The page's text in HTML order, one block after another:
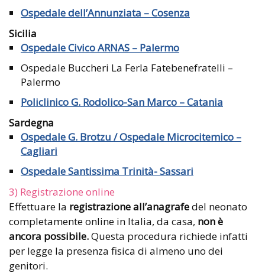
Ospedale dell’Annunziata – Cosenza
Sicilia
Ospedale Civico ARNAS – Palermo
Ospedale Buccheri La Ferla Fatebenefratelli –
Palermo
Policlinico G. Rodolico-San Marco – Catania
Sardegna
Ospedale G. Brotzu / Ospedale Microcitemico –
Cagliari
Ospedale Santissima Trinità- Sassari
3) Registrazione online
Effettuare la registrazione all’anagrafedel neonato
completamente online in Italia, da casa, non è
ancora possibile.Questa procedura richiede infatti
per legge la presenza fisica di almeno uno dei
genitori.